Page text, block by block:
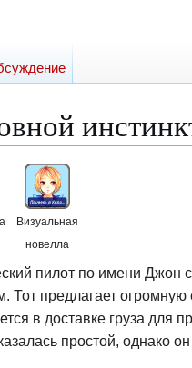
Визуальная
новелла
пилот по имени Джон
Тот предлагает огромную
в доставке груза для
простой, однако